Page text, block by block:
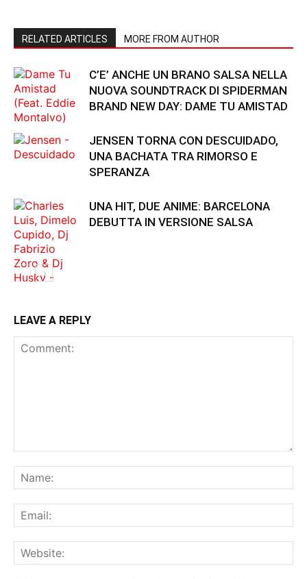
RELATED ARTICLES MORE FROM AUTHOR
C’E’ ANCHE UN BRANO SALSA NELLA
NUOVA SOUNDTRACK DI SPIDERMAN
BRAND NEW DAY: DAME TU AMISTAD
JENSEN TORNA CON DESCUIDADO,
UNA BACHATA TRA RIMORSO E
SPERANZA
UNA HIT, DUE ANIME: BARCELONA
DEBUTTA IN VERSIONE SALSA
LEAVE A REPLY